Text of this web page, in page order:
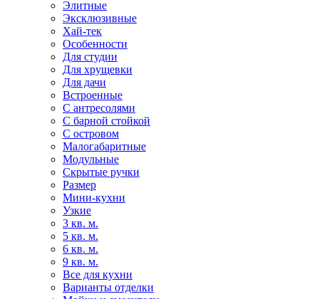
Элитные
Эксклюзивные
Хай-тек
Особенности
Для студии
Для хрущевки
Для дачи
Встроенные
С антресолями
С барной стойкой
С островом
Малогабаритные
Модульные
Скрытые ручки
Размер
Мини-кухни
Узкие
3 кв. м.
5 кв. м.
6 кв. м.
9 кв. м.
Все для кухни
Варианты отделки